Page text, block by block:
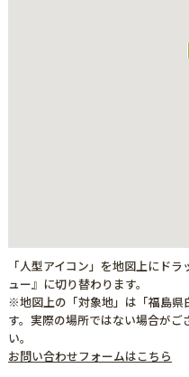
「人型アイコン」を地図上にド
ュー』に切り替わります。
※地図上の「対象地」は「福島県
す。実際の場所ではない場合が
い。
お問い合わせフォームはこちら